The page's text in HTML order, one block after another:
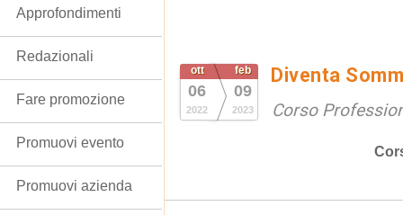
ott
06
2022
feb
09
2023
Diventa
Corso
Approfondimenti
Redazionali
Fare promozione
Promuovi evento
Promuovi azienda